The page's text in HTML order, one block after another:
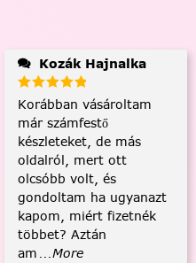
Kozák Hajnalka
Korábban vásároltam
már számfestő
készleteket, de más
oldalról, mert ott
olcsóbb volt, és
gondoltam ha ugyanazt
kapom, miért fizetnék
többet? Aztán
am ...More